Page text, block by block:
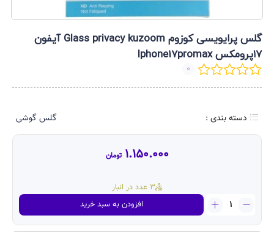
گلس پرایویسی کوزوم Glass privacy kuzoom آیفون
۱۷پرومکس Iphone17promax
0
دسته بندی : گلس گوشی
1.150.000 تومان
3 عدد در انبار
کوزوم
افزودن به سبد خرید